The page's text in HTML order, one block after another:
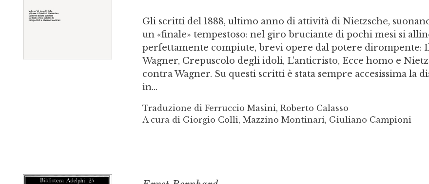
Gli scritti del 1888, ultimo anno di attività di Nietzsche,
un «finale» tempestoso: nel giro bruciante di pochi mesi si
perfettamente compiute, brevi opere dal potere dirompente:
Wagner, Crepuscolo degli idoli, L’anticristo, Ecce homo e
contra Wagner. Su questi scritti è stata sempre accesissima la
in...
Traduzione di Ferruccio Masini, Roberto Calasso
A cura di Giorgio Colli, Mazzino Montinari, Giuliano Campioni